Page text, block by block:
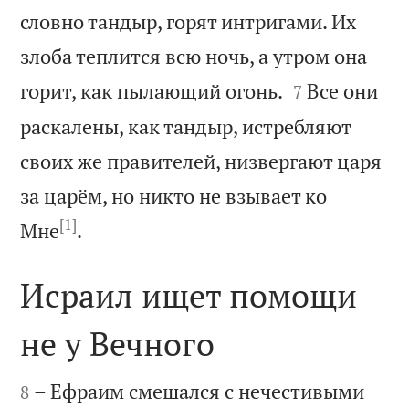
словно тандыр, горят интригами. Их
злоба теплится всю ночь, а утром она
горит, как пылающий огонь. 

7 Все они
раскалены, как тандыр, истребляют
своих же правителей, низвергают царя
за царём, но никто не взывает ко
Мне[1].

Исраил ищет помощи
не у Вечного

8 – Ефраим смешался с нечестивыми